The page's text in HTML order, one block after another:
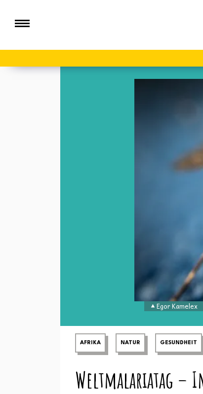
Egor Kamelex
AFRIKA NATUR GESUNDHEIT
Weltmalariatag –